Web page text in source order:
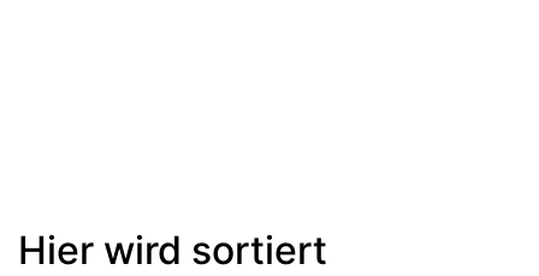
Hier wird sortiert